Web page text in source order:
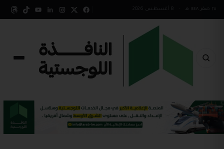
8 أغسطس 2026